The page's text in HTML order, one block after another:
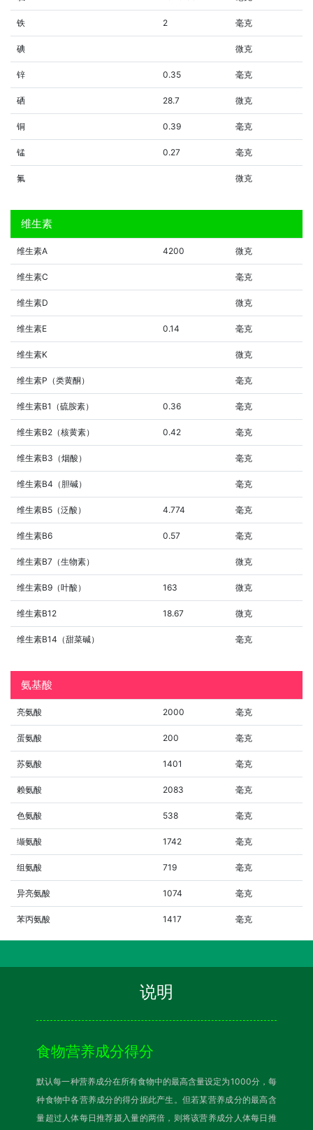
铁 2 毫克
碘 微克
锌 0.35 毫克
硒 28.7 微克
铜 0.39 毫克
锰 0.27 毫克
氟 微克
维生素
维生素A 4200 微克
维生素C 毫克
维生素D 微克
维生素E 0.14 毫克
维生素K 微克
维生素P（类黄酮） 毫克
维生素B1（硫胺素） 0.36 毫克
维生素B2（核黄素） 0.42 毫克
维生素B3（烟酸） 毫克
维生素B4（胆碱） 毫克
维生素B5（泛酸） 4.774 毫克
维生素B6 0.57 毫克
维生素B7（生物素） 微克
维生素B9（叶酸） 163 微克
维生素B12 18.67 微克
维生素B14（甜菜碱） 毫克
氨基酸
亮氨酸 2000 毫克
蛋氨酸 200 毫克
苏氨酸 1401 毫克
赖氨酸 2083 毫克
色氨酸 538 毫克
缬氨酸 1742 毫克
组氨酸 719 毫克
异亮氨酸 1074 毫克
苯丙氨酸 1417 毫克
说明
食物营养成分得分
默认每一种营养成分在所有食物中的最高含量设定为1000分，每
种食物中各营养成分的得分据此产生。但若某营养成分的最高含
量超过人体每日推荐摄入量的两倍，则将该营养成分人体每日推